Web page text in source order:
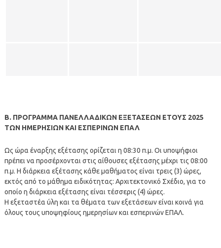
Β. ΠΡΟΓΡΑΜΜΑ ΠΑΝΕΛΛΑΔΙΚΩΝ ΕΞΕΤΑΣΕΩΝ ΕΤΟΥΣ 2025
ΤΩΝ ΗΜΕΡΗΣΙΩΝ ΚΑΙ ΕΣΠΕΡΙΝΩΝ ΕΠΑΛ
Ως ώρα έναρξης εξέτασης ορίζεται η 08:30 π.μ. Οι υποψήφιοι
πρέπει να προσέρχονται στις αίθουσες εξέτασης μέχρι τις 08:00
π.μ. Η διάρκεια εξέτασης κάθε μαθήματος είναι τρεις (3) ώρες,
εκτός από το μάθημα ειδικότητας: Αρχιτεκτονικό Σχέδιο, για το
οποίο η διάρκεια εξέτασης είναι τέσσερις (4) ώρες.
Η εξεταστέα ύλη και τα θέματα των εξετάσεων είναι κοινά για
όλους τους υποψηφίους ημερησίων και εσπερινών ΕΠΑΛ.